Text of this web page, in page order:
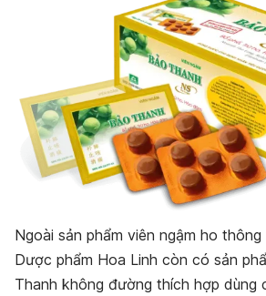
Ngoài sản phẩm viên ngậm ho
Dược phẩm Hoa Linh còn có sản
Thanh không đường thích hợp dùng